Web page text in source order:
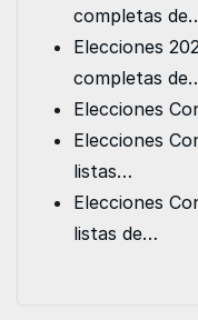
o
k
r
completas
Elecciones
completas
Elecciones
Elecciones
listas…
Elecciones
listas de…